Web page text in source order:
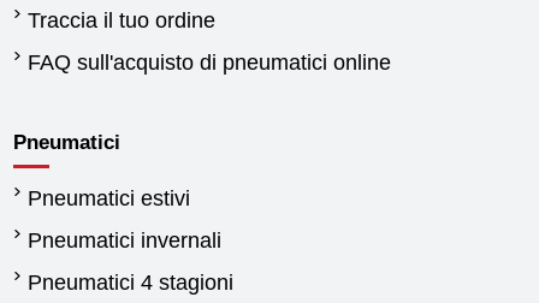
Traccia il tuo ordine
FAQ sull'acquisto di pneumatici online
Pneumatici
Pneumatici estivi
Pneumatici invernali
Pneumatici 4 stagioni